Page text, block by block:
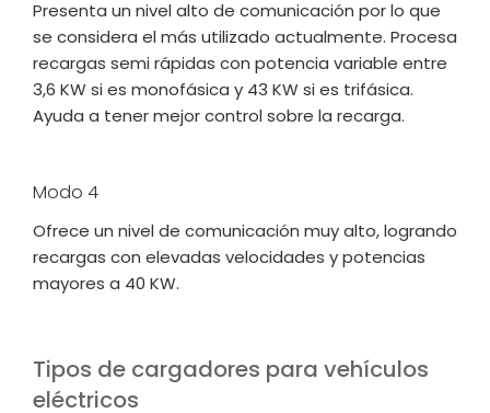
Presenta un nivel alto de comunicación por lo que
se considera el más utilizado actualmente. Procesa
recargas semi rápidas con potencia variable entre
3,6 KW si es monofásica y 43 KW si es trifásica.
Ayuda a tener mejor control sobre la recarga.
Modo 4
Ofrece un nivel de comunicación muy alto, logrando
recargas con elevadas velocidades y potencias
mayores a 40 KW.
Tipos de cargadores para vehículos
eléctricos